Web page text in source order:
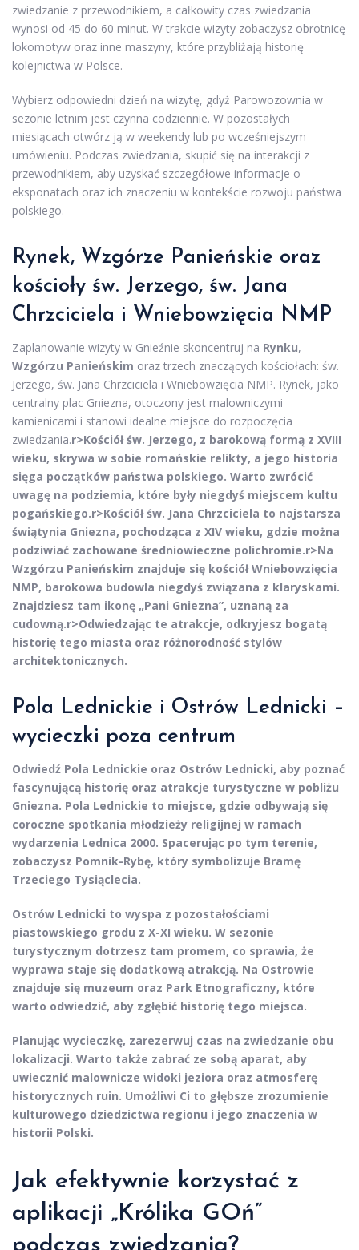
zwiedzanie z przewodnikiem, a całkowity czas zwiedzania
wynosi od 45 do 60 minut. W trakcie wizyty zobaczysz obrotnicę
lokomotyw oraz inne maszyny, które przybliżają historię
kolejnictwa w Polsce.
Wybierz odpowiedni dzień na wizytę, gdyż Parowozownia w
sezonie letnim jest czynna codziennie. W pozostałych
miesiącach otwórz ją w weekendy lub po wcześniejszym
umówieniu. Podczas zwiedzania, skupić się na interakcji z
przewodnikiem, aby uzyskać szczegółowe informacje o
eksponatach oraz ich znaczeniu w kontekście rozwoju państwa
polskiego.
Rynek, Wzgórze Panieńskie oraz
kościoły św. Jerzego, św. Jana
Chrzciciela i Wniebowzięcia NMP
Zaplanowanie wizyty w Gnieźnie skoncentruj na Rynku,
Wzgórzu Panieńskim oraz trzech znaczących kościołach: św.
Jerzego, św. Jana Chrzciciela i Wniebowzięcia NMP. Rynek, jako
centralny plac Gniezna, otoczony jest malowniczymi
kamienicami i stanowi idealne miejsce do rozpoczęcia
zwiedzania.r>Kościół św. Jerzego, z barokową formą z XVIII
wieku, skrywa w sobie romańskie relikty, a jego historia
sięga początków państwa polskiego. Warto zwrócić
uwagę na podziemia, które były niegdyś miejscem kultu
pogańskiego.r>Kościół św. Jana Chrzciciela to najstarsza
świątynia Gniezna, pochodząca z XIV wieku, gdzie można
podziwiać zachowane średniowieczne polichromie.r>Na
Wzgórzu Panieńskim znajduje się kościół Wniebowzięcia
NMP, barokowa budowla niegdyś związana z klaryskami.
Znajdziesz tam ikonę „Pani Gniezna”, uznaną za
cudowną.r>Odwiedzając te atrakcje, odkryjesz bogatą
historię tego miasta oraz różnorodność stylów
architektonicznych.
Pola Lednickie i Ostrów Lednicki –
wycieczki poza centrum
Odwiedź Pola Lednickie oraz Ostrów Lednicki, aby poznać
fascynującą historię oraz atrakcje turystyczne w pobliżu
Gniezna. Pola Lednickie to miejsce, gdzie odbywają się
coroczne spotkania młodzieży religijnej w ramach
wydarzenia Lednica 2000. Spacerując po tym terenie,
zobaczysz Pomnik-Rybę, który symbolizuje Bramę
Trzeciego Tysiąclecia.
Ostrów Lednicki to wyspa z pozostałościami
piastowskiego grodu z X-XI wieku. W sezonie
turystycznym dotrzesz tam promem, co sprawia, że
wyprawa staje się dodatkową atrakcją. Na Ostrowie
znajduje się muzeum oraz Park Etnograficzny, które
warto odwiedzić, aby zgłębić historię tego miejsca.
Planując wycieczkę, zarezerwuj czas na zwiedzanie obu
lokalizacji. Warto także zabrać ze sobą aparat, aby
uwiecznić malownicze widoki jeziora oraz atmosferę
historycznych ruin. Umożliwi Ci to głębsze zrozumienie
kulturowego dziedzictwa regionu i jego znaczenia w
historii Polski.
Jak efektywnie korzystać z
aplikacji „Królika GOń”